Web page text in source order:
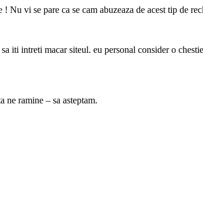
vi se pare ca se cam abuzeaza de acest tip de
iti intreti macar siteul. eu personal consider o
ne ramine – sa asteptam.